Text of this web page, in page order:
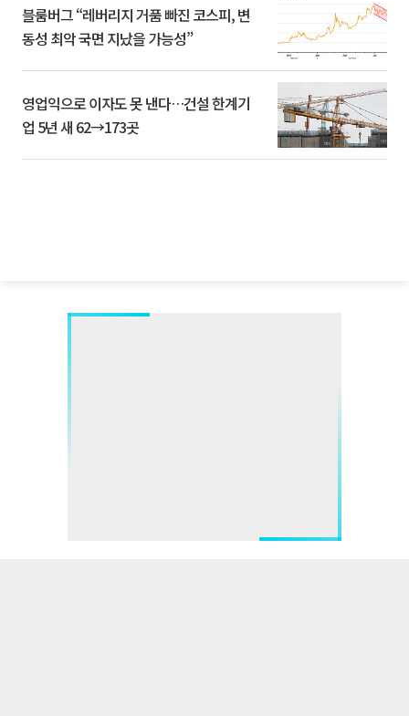
블룸버그 “레버리지 거품 빠진 코스피, 변
동성 최악 국면 지났을 가능성”
영업익으로 이자도 못 낸다…건설 한계기
업 5년 새 62→173곳